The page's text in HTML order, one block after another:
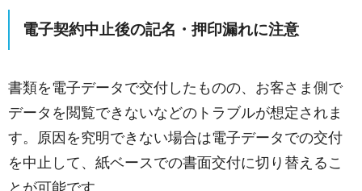
電子契約中止後の記名・押印漏れに注意
書類を電子データで交付したものの、お客さま側で
データを閲覧できないなどのトラブルが想定されま
す。原因を究明できない場合は電子データでの交付
を中止して、紙ベースでの書面交付に切り替えるこ